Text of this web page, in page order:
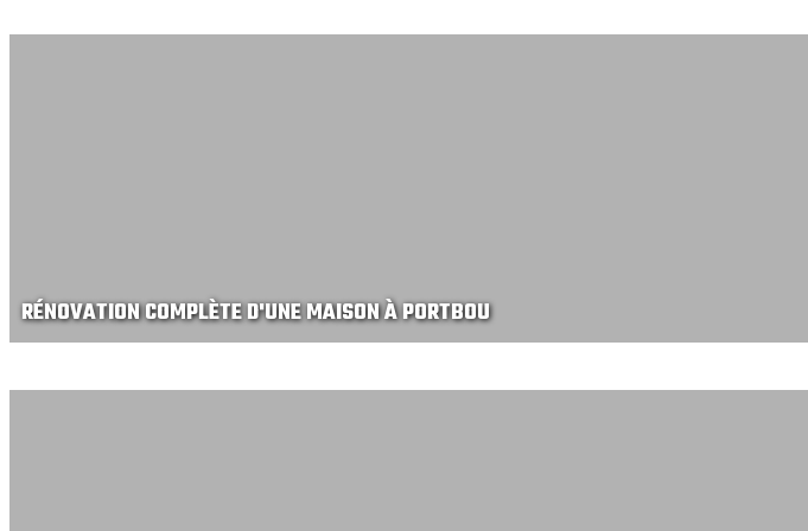
RÉNOVATION COMPLÈTE D'UNE MAISON À PORTBOU